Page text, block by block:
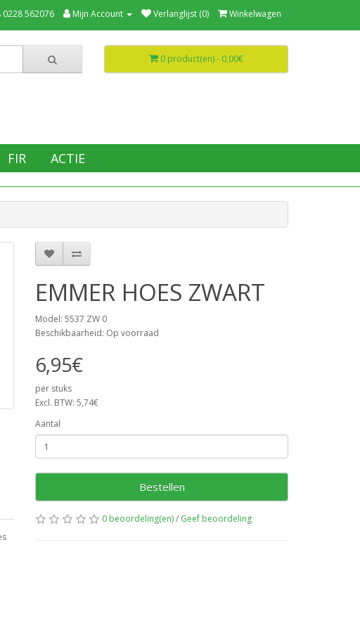
0228 562076 Mijn Account Verlanglijst (0) Winkelwagen
0 product(en) - 0,00€
FIR ACTIE
EMMER HOES ZWART
Model: 5537 ZW 0
Beschikbaarheid: Op voorraad
6,95€
per stuks
Excl. BTW: 5,74€
Aantal
Bestellen
0 beoordeling(en)/ Geef beoordeling